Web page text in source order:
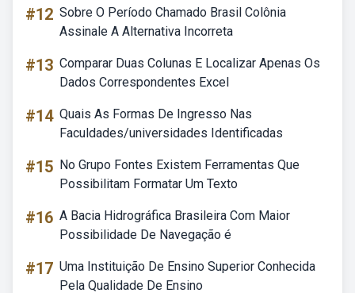
#12 Sobre O Período Chamado Brasil Colônia
Assinale A Alternativa Incorreta
#13 Comparar Duas Colunas E Localizar Apenas Os
Dados Correspondentes Excel
#14 Quais As Formas De Ingresso Nas
Faculdades/universidades Identificadas
#15 No Grupo Fontes Existem Ferramentas Que
Possibilitam Formatar Um Texto
#16 A Bacia Hidrográfica Brasileira Com Maior
Possibilidade De Navegação é
#17 Uma Instituição De Ensino Superior Conhecida
Pela Qualidade De Ensino